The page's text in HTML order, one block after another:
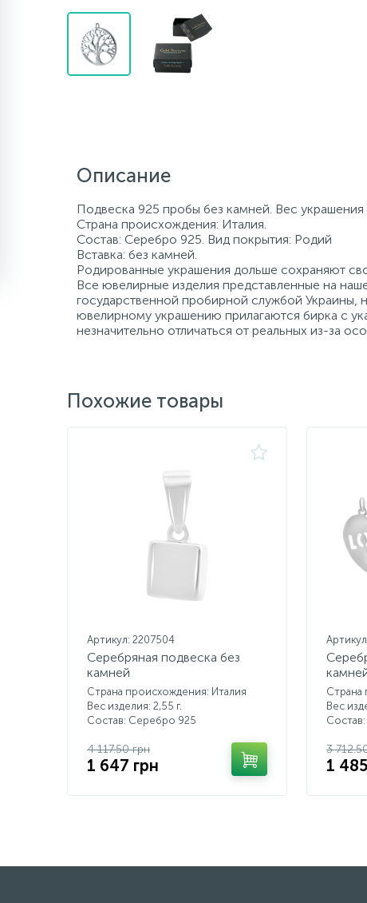
Описание
Подвеска 925 пробы без камней. Вес
Страна происхождения: Италия.
Состав: Серебро 925. Вид покрытия: Родий
Вставка: без камней.
Родированные украшения дольше сохраняют
Все ювелирные изделия представленные на
государственной пробирной службой Украины,
ювелирному украшению прилагаются бирка с
незначительно отличаться от реальных из-за
Похожие товары
Артикул: 2207504
Серебряная подвеска без
камней
Страна происхождения: Италия
Вес изделия: 2,55 г.
Состав: Серебро 925
4 117.50 грн
1 647 грн
Страна
Вес
3
1